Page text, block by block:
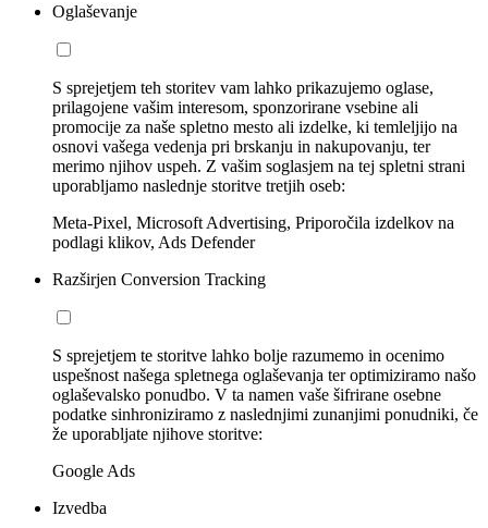
Oglaševanje
S sprejetjem teh storitev vam lahko prikazujemo oglase,
prilagojene vašim interesom, sponzorirane vsebine ali
promocije za naše spletno mesto ali izdelke, ki temleljijo na
osnovi vašega vedenja pri brskanju in nakupovanju, ter
merimo njihov uspeh. Z vašim soglasjem na tej spletni strani
uporabljamo naslednje storitve tretjih oseb:
Meta-Pixel, Microsoft Advertising, Priporočila izdelkov na
podlagi klikov, Ads Defender
Razširjen Conversion Tracking
S sprejetjem te storitve lahko bolje razumemo in ocenimo
uspešnost našega spletnega oglaševanja ter optimiziramo našo
oglaševalsko ponudbo. V ta namen vaše šifrirane osebne
podatke sinhroniziramo z naslednjimi zunanjimi ponudniki, če
že uporabljate njihove storitve:
Google Ads
Izvedba